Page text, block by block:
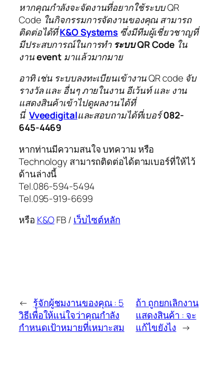
หากคุณกำลังจะจัดงานที่อยากใช้ระบบ QR
Code ในกิจกรรมการจัดงานของคุณ สามารถ
ติดต่อได้ที่K&O Systems ซึ่งมีทีมผู้เชี่ยวชาญที่
มีประสบการณ์ในการทำระบบ QR Code ใน
งานevent มาแล้วมากมาย
อาทิ เช่น ระบบลงทะเบียนเข้างาน QR code จับ
รางวัล และ อื่นๆ ภายในงาน อีเว้นท์ และ งาน
แสดงสินค้าเข้าไปดูผลงานได้ที่
นี่ Vveedigitalและสอบถามได้ที่เบอร์082-
645-4469
หากท่านมีความสนใจ บทความ หรือ
Technology สามารถติดต่อได้ตามเบอร์ที่ให้ไว้
ด้านล่างนี้
Tel.086-594-5494
Tel.095-919-6699
หรือ K&OFB / เว็บไซต์หลัก
← รู้จักผู้ชมงานของคุณ : 5
วิธีเพื่อให้แน่ใจว่าคุณกำลัง
กำหนดเป้าหมายที่เหมาะสม
ถ้า ถูกยกเลิกงาน
แสดงสินค้า : จะ
แก้ไขยังไง →